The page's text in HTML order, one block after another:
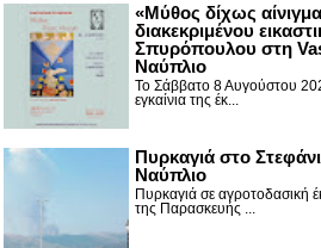
«Μύθος δίχως
διακεκριμένου
Σπυρόπουλου στη
Ναύπλιο
Το Σάββατο 8 Αυγούστου
εγκαίνια της έκ...
Πυρκαγιά στο
Ναύπλιο
Πυρκαγιά σε αγροτοδασική
της Παρασκευής ...